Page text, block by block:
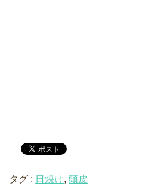
タグ : 日焼け, 頭皮